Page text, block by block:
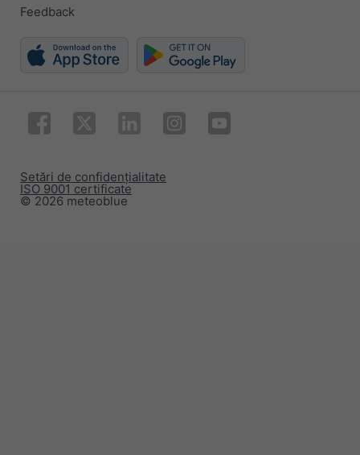
Feedback
© 2026 meteoblue
ISO 9001 certificate
Setări de confidențialitate